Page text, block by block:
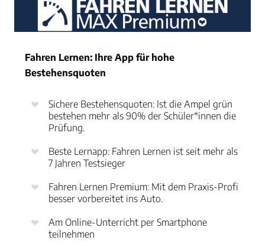
Fahren Lernen: Ihre App für hohe
Bestehensquoten
Sichere Bestehensquoten: Ist die Ampel grün
bestehen mehr als 90% der Schüler*innen die
Prüfung.
Beste Lernapp: Fahren Lernen ist seit mehr als
7 Jahren Testsieger
Fahren Lernen Premium: Mit dem Praxis-Profi
besser vorbereitet ins Auto.
Am Online-Unterricht per Smartphone
teilnehmen